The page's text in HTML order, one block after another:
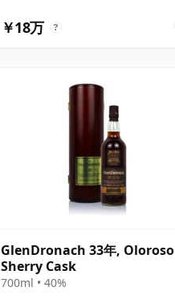
￥18万 ?
GlenDronach 33年, Oloroso
Sherry Cask
700ml • 40%